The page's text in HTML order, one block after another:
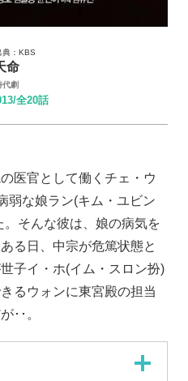
典：KBS
命
代劇
全20話
医官として働くチェ・ウ
弱な娘ラン(キム・ユビン
そんな彼は、娘の病気を
る日、中宗が危篤状態と
子イ・ホ(イム・スロン扮)
るウォンに東宮殿の担当
･･。